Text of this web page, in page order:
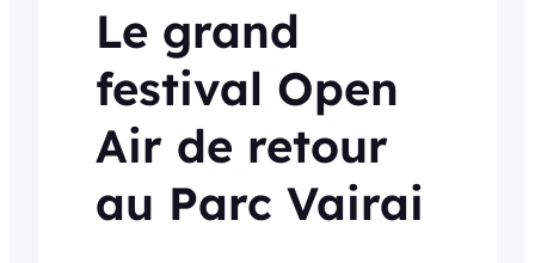
Le grand
festival Open
Air de retour
au Parc Vairai